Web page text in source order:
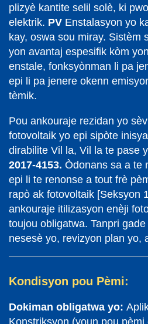
plizyè kantite selil solè, ki
elektrik. PV Enstalasyon yo
kay, oswa sou miray. Sistèm
yon avantaj espesifik kòm
enstale, fonksyònman li pa
epi li pa jenere okenn
tèmik.
Pou ankouraje rezidan yo
fotovoltaik yo epi sipòte
dirabilite Vil la, Vil la te pase
2017-4153. Òdonans sa a te
epi li te renonse a tout frè
rapò ak fotovoltaik [Seksyon
ankouraje itilizasyon enèji
toujou obligatwa. Tanpri
nesesè yo, revizyon plan yo,
Kondisyon pou Pèmi:
Dokiman obligatwa yo: